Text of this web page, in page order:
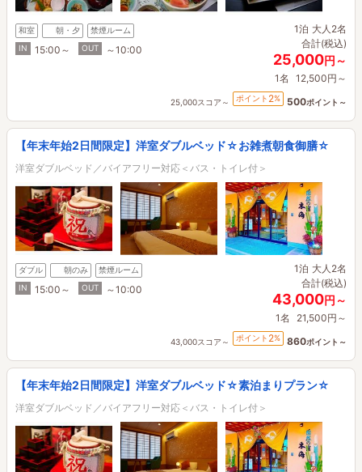
和室 朝・夕
禁煙ルーム
IN
15:00～ OUT ～10:00
1泊 大人2名
合計(税込)
25,000円～
1名 12,500円～
25,000スコア～ ポイント 2% 500ポイント～
【年末年始2日間限定】洋室ダブルベッド☆お雑煮朝食御膳☆
洋室ダブルベッド／バイアフリー対応＜バス・トイレ付＞
ダブル 朝のみ
禁煙ルーム
IN
15:00～ OUT ～10:00
1泊 大人2名
合計(税込)
43,000円～
1名 21,500円～
43,000スコア～ ポイント 2% 860ポイント～
【年末年始2日間限定】洋室ダブルベッド☆素泊まりプラン☆
洋室ダブルベッド／バイアフリー対応＜バス・トイレ付＞